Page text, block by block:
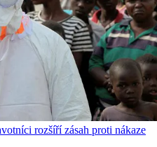
rozšíří zásah proti nákaze